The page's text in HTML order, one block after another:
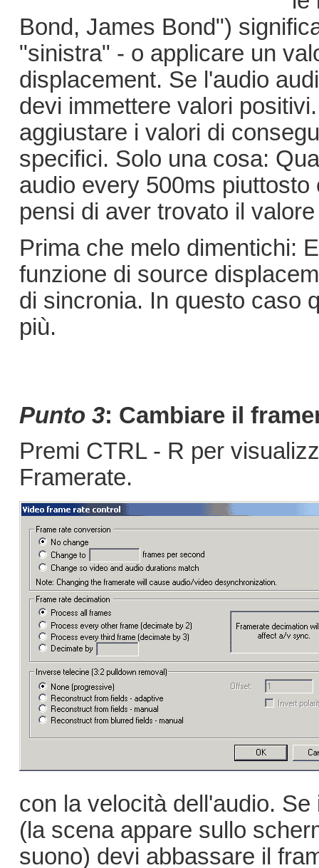
Bond, James Bond")
"sinistra" - o applicare un
displacement. Se l'audio
devi immettere valori
aggiustare i valori di
specifici. Solo una cosa:
audio every 500ms
pensi di aver trovato il
Prima che melo dimentichi:
funzione di source
di sincronia. In questo caso
più.
Punto 3: Cambiare il
Premi CTRL - R per
Framerate.
con la velocità dell'audio.
(la scena appare sullo
suono) devi abbassare il